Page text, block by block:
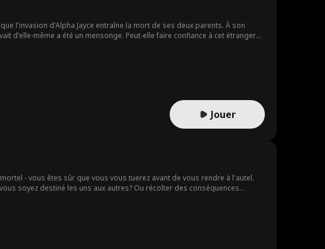
l'invasion d'Alpha Jayce entraîne la mort de ses deux parents. À son
d'elle-même a été un mensonge. Peut-elle faire confiance à cet étranger
Jouer
- vous êtes sûr que vous vous tuerez avant de vous rendre à l'autel.
soyez destiné les uns aux autres? Ou récolter des conséquences